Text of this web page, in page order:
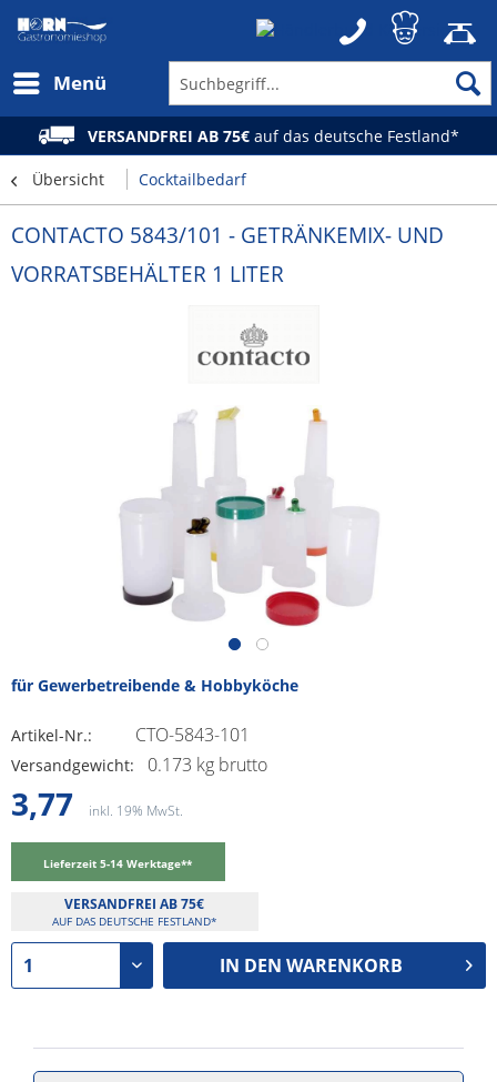
Menü
VERSANDFREI AB 75€ auf das deutsche Festland*
Übersicht Cocktailbedarf
CONTACTO 5843/101 - GETRÄNKEMIX- UND
VORRATSBEHÄLTER 1 LITER
für Gewerbetreibende & Hobbyköche
Artikel-Nr.: CTO-5843-101
Versandgewicht: 0.173 kg brutto
3,77 inkl. 19% MwSt.
VERSANDFREI AB 75€
AUF DAS DEUTSCHE FESTLAND*
Lieferzeit 5-14 Werktage**
IN DEN WARENKORB